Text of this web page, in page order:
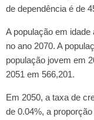
de dependência é de
A população em
no ano 2070. A
população jovem em
2051 em 566,201.
Em 2050, a taxa de
de 0.04%, a